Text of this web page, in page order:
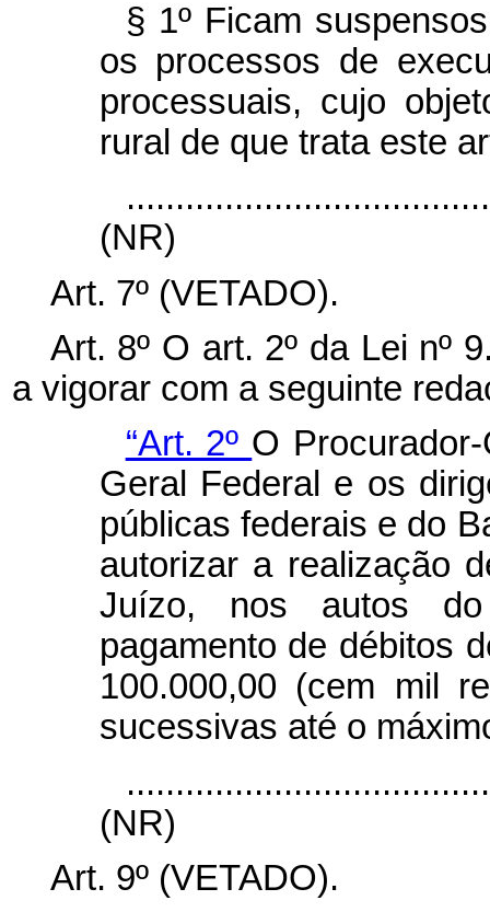
§ 1º Ficam
os processos de
processuais, cujo
rural de que trata este
(NR)
Art. 7º (VETADO).
Art. 8º O art. 2º da Lei nº
a vigorar com a seguinte
“Art. 2º O
Geral Federal e os
públicas federais e do
autorizar a realização
Juízo, nos autos
pagamento de débitos
100.000,00 (cem mil
sucessivas até o
(NR)
Art. 9º (VETADO).